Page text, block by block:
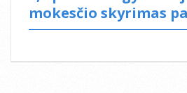
mokesčio skyrimas